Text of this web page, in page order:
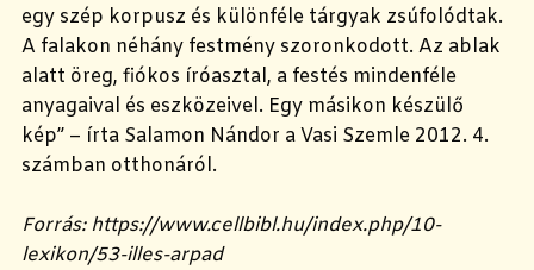
egy szép korpusz és különféle tárgyak zsúfolódtak.
A falakon néhány festmény szoronkodott. Az ablak
alatt öreg, fiókos íróasztal, a festés mindenféle
anyagaival és eszközeivel. Egy másikon készülő
kép” – írta Salamon Nándor a Vasi Szemle 2012. 4.
számban otthonáról.
Forrás: https://www.cellbibl.hu/index.php/10-
lexikon/53-illes-arpad